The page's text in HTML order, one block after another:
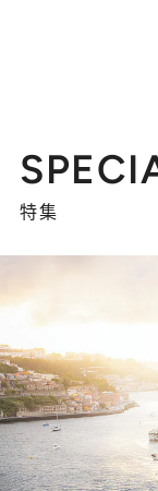
特集